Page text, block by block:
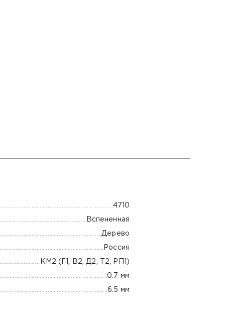
4710
Вспененная
Дерево
Россия
КМ2 (Г1, В2, Д2, Т2, РП1)
0.7 мм
6.5 мм